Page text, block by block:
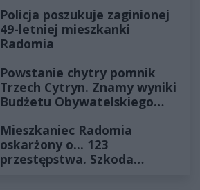
Policja poszukuje zaginionej
49-letniej mieszkanki
Radomia
Powstanie chytry pomnik
Trzech Cytryn. Znamy wyniki
Budżetu Obywatelskiego
Mieszkaniec Radomia
oskarżony o... 123
przestępstwa. Szkoda